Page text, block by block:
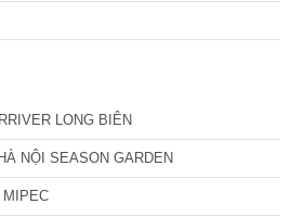
LONG BIÊN
NỘI SEASON GARDEN
MIPEC